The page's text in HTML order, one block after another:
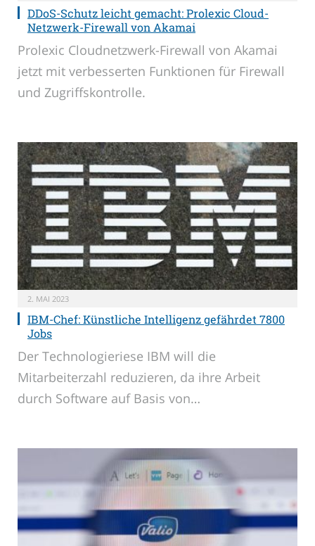
DDoS-Schutz leicht gemacht: Prolexic Cloud-
Netzwerk-Firewall von Akamai
Prolexic Cloudnetzwerk-Firewall von Akamai
jetzt mit verbesserten Funktionen für Firewall
und Zugriffskontrolle.
2. MAI 2023
IBM-Chef: Künstliche Intelligenz gefährdet 7800
Jobs
Der Technologieriese IBM will die
Mitarbeiterzahl reduzieren, da ihre Arbeit
durch Software auf Basis von…